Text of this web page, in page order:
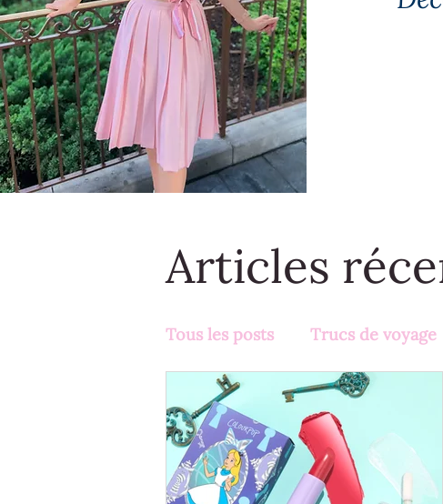
Articles
Tous les posts Trucs de voyage
Activités en famille